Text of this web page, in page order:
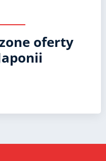
oferty